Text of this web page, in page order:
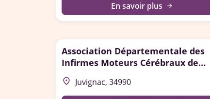
En savoir plus arrow_forward
Association Départementale des
Infirmes Moteurs Cérébraux de
l'Hérault (ADIMCH)
place Juvignac, 34990